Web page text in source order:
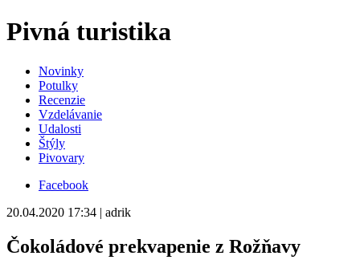
Pivná turistika
Novinky
Potulky
Recenzie
Vzdelávanie
Udalosti
Štýly
Pivovary
Facebook
20.04.2020 17:34 | adrik
Čokoládové prekvapenie z Rožňavy